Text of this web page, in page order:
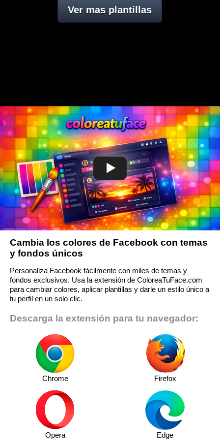
Ver mas plantillas
Cambia los colores de Facebook con temas
y fondos únicos
Personaliza Facebook fácilmente con miles de temas y
fondos exclusivos. Usa la extensión de ColoreaTuFace.com
para cambiar colores, aplicar plantillas y darle un estilo único a
tu perfil en un solo clic.
Descarga la extensión para tu navegador:
Chrome Firefox
Opera Edge